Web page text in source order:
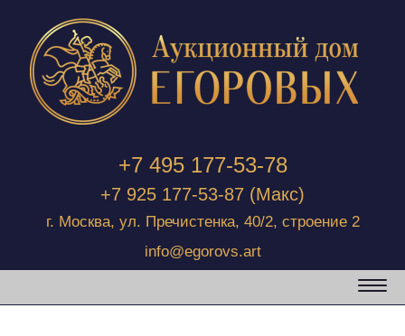
+7 495 177-53-78
+7 925 177-53-87 (Макс)
г. Москва, ул. Пречистенка, 40/2, строение 2
info@egorovs.art